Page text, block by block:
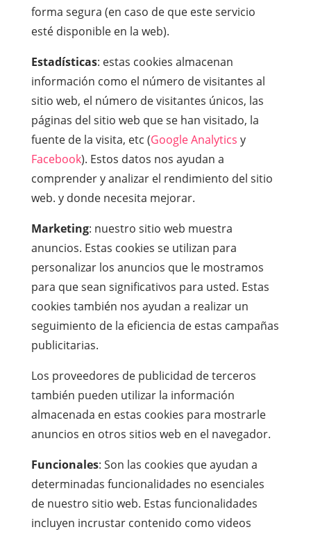
forma segura (en caso de que este servicio
esté disponible en la web).
Estadísticas: estas cookies almacenan
información como el número de visitantes al
sitio web, el número de visitantes únicos, las
páginas del sitio web que se han visitado, la
fuente de la visita, etc (Google Analytics y
Facebook). Estos datos nos ayudan a
comprender y analizar el rendimiento del sitio
web. y donde necesita mejorar.
Marketing: nuestro sitio web muestra
anuncios. Estas cookies se utilizan para
personalizar los anuncios que le mostramos
para que sean significativos para usted. Estas
cookies también nos ayudan a realizar un
seguimiento de la eficiencia de estas campañas
publicitarias.
Los proveedores de publicidad de terceros
también pueden utilizar la información
almacenada en estas cookies para mostrarle
anuncios en otros sitios web en el navegador.
Funcionales: Son las cookies que ayudan a
determinadas funcionalidades no esenciales
de nuestro sitio web. Estas funcionalidades
incluyen incrustar contenido como videos